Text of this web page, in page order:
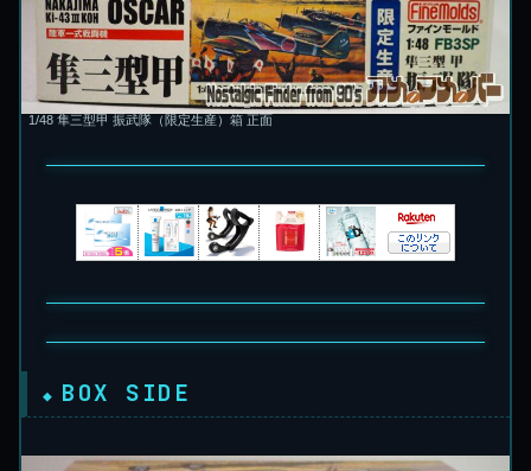
1/48 隼三型甲 振武隊（限定生産）箱 正面
BOX SIDE